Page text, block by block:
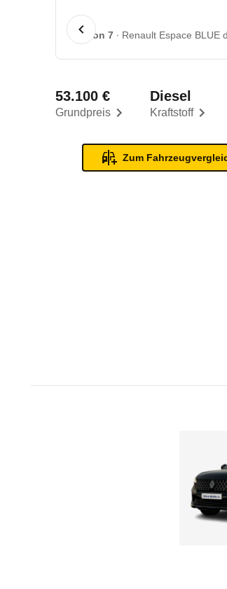
1 von 7 Renault Espace BLUE
Grundpreis
53.100 €
Kraftstoff
Diesel
Zum